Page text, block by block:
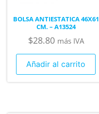
BOLSA ANTIESTATICA 46X61
CM. – A13524
$28.80 más IVA
Añadir al carrito